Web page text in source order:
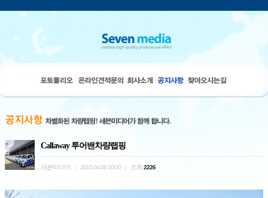
Callaway 투어밴차량랩핑
세븐미디어 2015.04.08 10:00 조회 2226